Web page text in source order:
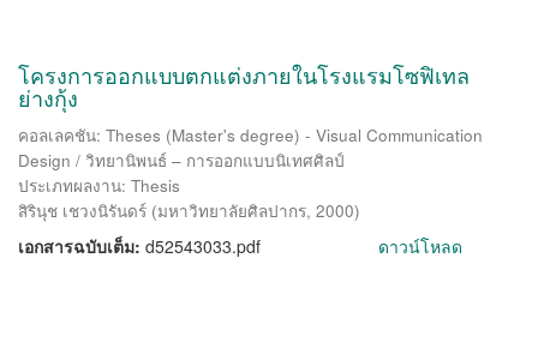
โครงการออกแบบตกแต่งภายในโรงแรมโซฟิเทล
ย่างกุ้ง
คอลเลคชัน: Theses (Master's degree) - Visual Communication
Design / วิทยานิพนธ์ – การออกแบบนิเทศศิลป์
ประเภทผลงาน: Thesis
สิรินุช เชวงนิรันดร์ (มหาวิทยาลัยศิลปากร, 2000)
เอกสารฉบับเต็ม: d52543033.pdf ดาวน์โหลด